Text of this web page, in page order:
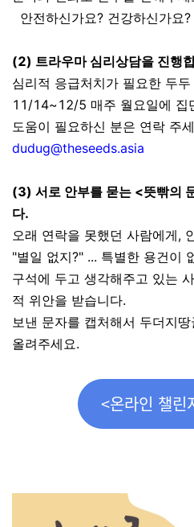
안전하신가요? 건강하신가요?
(2) 트라우마 심리상담을 진행
심리적 응급처치가 필요한 두
11/14~12/5 매주 월요일에 집
도움이 필요하신 분은 연락
dudug@theseeds.asia
(3) 서로 안부를 묻는 <뜻빢의
다.
오래 연락을 못했던 사람에게,
"별일 없지?" ... 특별한 용건이
구석에 두고 생각해주고 있는
적 위안을 받습니다.
보낸 문자를 캡처해서 두더지
올려주세요.
<온라인 챌린